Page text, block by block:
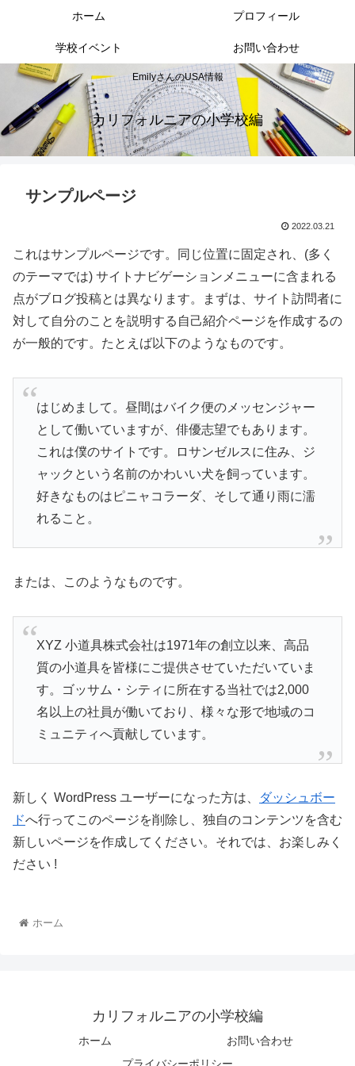
EmilyさんのUSA情報
カリフォルニアの小学校編
ホーム プロフィール
学校イベント お問い合わせ
サンプルページ
2022.03.21
これはサンプルページです。同じ位置に固定され、(多く
のテーマでは) サイトナビゲーションメニューに含まれる
点がブログ投稿とは異なります。まずは、サイト訪問者に
対して自分のことを説明する自己紹介ページを作成するの
が一般的です。たとえば以下のようなものです。
はじめまして。昼間はバイク便のメッセンジャー
として働いていますが、俳優志望でもあります。
これは僕のサイトです。ロサンゼルスに住み、ジ
ャックという名前のかわいい犬を飼っています。
好きなものはピニャコラーダ、そして通り雨に濡
れること。
または、このようなものです。
XYZ 小道具株式会社は1971年の創立以来、高品
質の小道具を皆様にご提供させていただいていま
す。ゴッサム・シティに所在する当社では2,000
名以上の社員が働いており、様々な形で地域のコ
ミュニティへ貢献しています。
新しく WordPress ユーザーになった方は、
ダッシュボー
ドへ行ってこのページを削除し、独自のコンテンツを含む
新しいページを作成してください。それでは、お楽しみく
ださい !
ホーム
カリフォルニアの小学校編
ホーム
お問い合わせ